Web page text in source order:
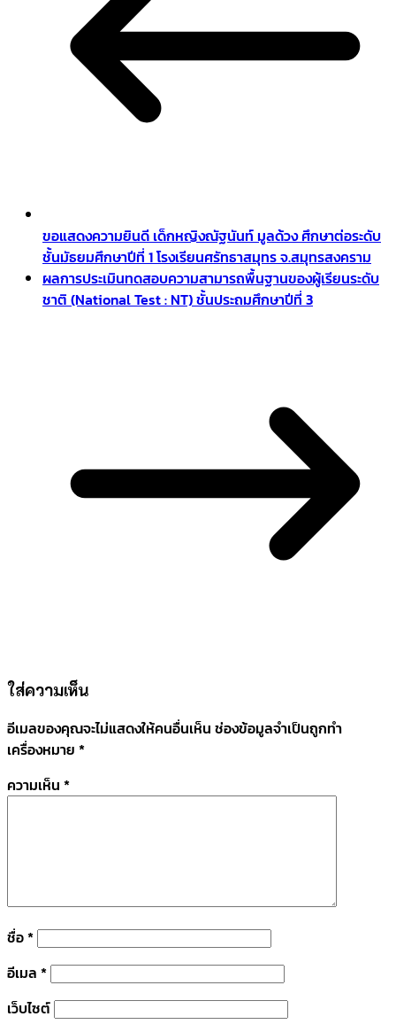
ขอแสดงความยินดี เด็กหญิงณัฐนันท์ มูลด้วง ศึกษาต่อระดับ
ชั้นมัธยมศึกษาปีที่ 1 โรงเรียนศรัทธาสมุทร จ.สมุทรสงคราม
ผลการประเมินทดสอบความสามารถพื้นฐานของผู้เรียนระดับ
ชาติ (National Test : NT) ชั้นประถมศึกษาปีที่ 3
ใส่ความเห็น
อีเมลของคุณจะไม่แสดงให้คนอื่นเห็น ช่องข้อมูลจำเป็นถูกทำ
เครื่องหมาย *
ความเห็น *
ชื่อ*
อีเมล *
เว็บไซต์